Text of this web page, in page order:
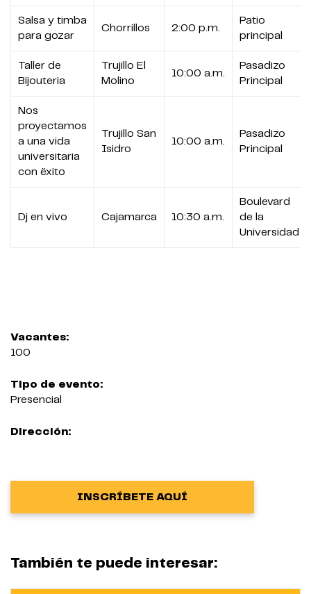
Salsa y timba
para gozar
Chorrillos 2:00 p.m.
Patio
principal
Taller de
Bijouteria
Trujillo El
Molino
10:00 a.m.
Pasadizo
Principal
Nos
proyectamos
a una vida
universitaria
con ëxito
Trujillo San
Isidro
10:00 a.m.
Pasadizo
Principal
Dj en vivo Cajamarca 10:30 a.m.
Boulevard
de la
Universidad
Vacantes:
100
Tipo de evento:
Presencial
Dirección:
INSCRÍBETE AQUÍ
También te puede interesar: